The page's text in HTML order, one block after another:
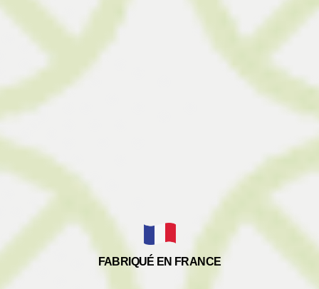
FABRIQUÉ EN FRANCE